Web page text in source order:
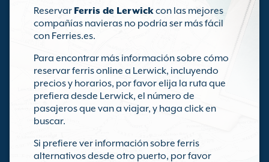
Reservar Ferris de Lerwickcon las mejores
compañías navieras no podría ser más fácil
con Ferries.es.
Para encontrar más información sobre cómo
reservar ferris online a Lerwick, incluyendo
precios y horarios, por favor elija la ruta que
prefiera desde Lerwick, el número de
pasajeros que van a viajar, y haga click en
buscar.
Si prefiere ver información sobre ferris
alternativos desde otro puerto, por favor